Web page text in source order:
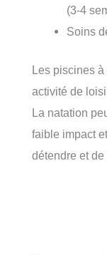
(3-4
Soins
Les piscines
activité de
La natation
faible impact
détendre et